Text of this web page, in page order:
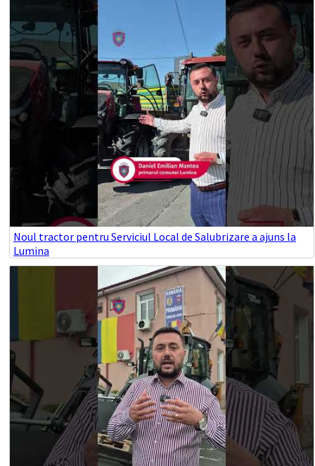
Noul tractor pentru Serviciul Local de Salubrizare a ajuns la
Lumina